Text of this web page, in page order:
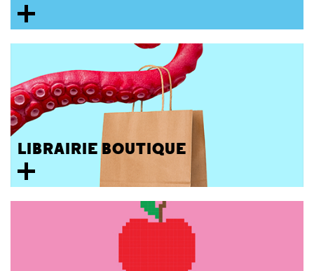
LIBRAIRIE BOUTIQUE